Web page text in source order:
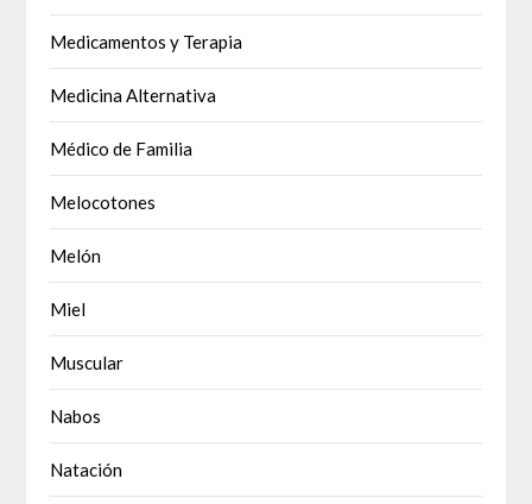
Medicamentos y Terapia
Medicina Alternativa
Médico de Familia
Melocotones
Melón
Miel
Muscular
Nabos
Natación